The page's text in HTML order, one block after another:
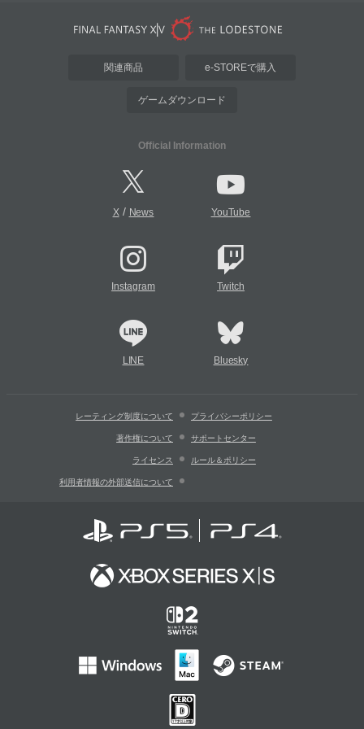
関連商品 e-STOREで購入
ゲームダウンロード
Official Information
X/ News YouTube
Instagram Twitch
LINE Bluesky
レーティング制度について プライバシーポリシー
著作権について サポートセンター
ライセンス ルール＆ポリシー
利用者情報の外部送信について